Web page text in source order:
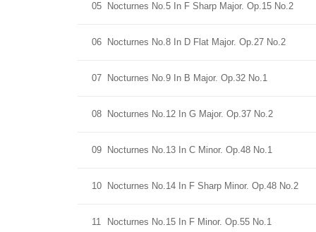
05 Nocturnes No.5 In F Sharp Major. Op.15 No.2
06 Nocturnes No.8 In D Flat Major. Op.27 No.2
07 Nocturnes No.9 In B Major. Op.32 No.1
08 Nocturnes No.12 In G Major. Op.37 No.2
09 Nocturnes No.13 In C Minor. Op.48 No.1
10 Nocturnes No.14 In F Sharp Minor. Op.48 No.2
11 Nocturnes No.15 In F Minor. Op.55 No.1